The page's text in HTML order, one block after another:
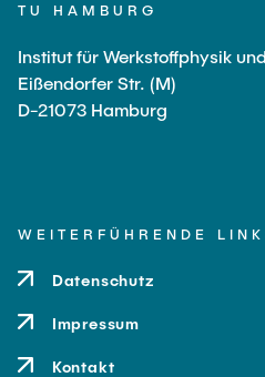
TU HAMBURG
Institut für Werkstoffphysik
Eißendorfer Str. (M)
D-21073 Hamburg
WEITERFÜHRENDE
Datenschutz
Impressum
Kontakt